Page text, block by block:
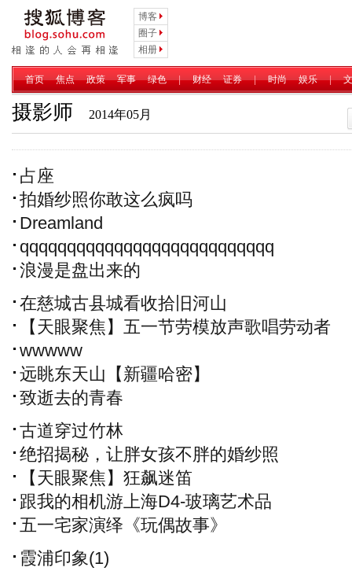
博客
圈子
相册
首页 焦点 政策 军事 绿色 | 财经 证券 | 时尚 娱乐 |
摄影师 2014年05月
占座
拍婚纱照你敢这么疯吗
Dreamland
qqqqqqqqqqqqqqqqqqqqqqqqqqq
浪漫是盘出来的
在慈城古县城看收拾旧河山
【天眼聚焦】五一节劳模放声歌唱劳动者
wwwww
远眺东天山【新疆哈密】
致逝去的青春
古道穿过竹林
绝招揭秘，让胖女孩不胖的婚纱照
【天眼聚焦】狂飙迷笛
跟我的相机游上海D4-玻璃艺术品
五一宅家演绎《玩偶故事》
霞浦印象(1)